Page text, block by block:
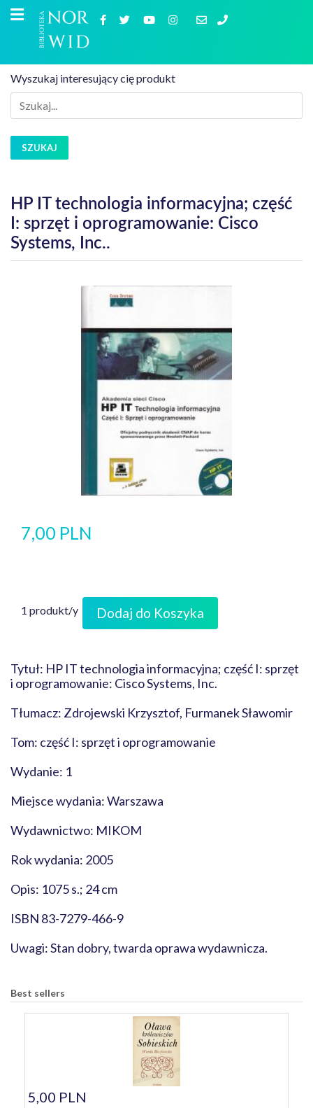
Wyszukaj interesujący cię produkt
SZUKAJ
HP IT technologia informacyjna; część
I: sprzęt i oprogramowanie: Cisco
Systems, Inc..
7,00 PLN
1 produkt/y Dodaj do Koszyka
Tytuł: HP IT technologia informacyjna; część I: sprzęt
i oprogramowanie: Cisco Systems, Inc.
Tłumacz: Zdrojewski Krzysztof, Furmanek Sławomir
Tom: część I: sprzęt i oprogramowanie
Wydanie: 1
Miejsce wydania: Warszawa
Wydawnictwo: MIKOM
Rok wydania: 2005
Opis: 1075 s.; 24 cm
ISBN 83-7279-466-9
Uwagi: Stan dobry, twarda oprawa wydawnicza.
Best sellers
5,00 PLN